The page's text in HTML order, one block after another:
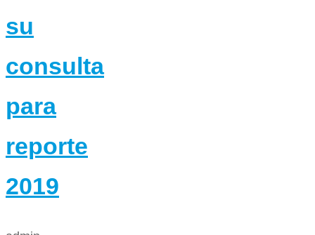
su
consulta
para
reporte
2019